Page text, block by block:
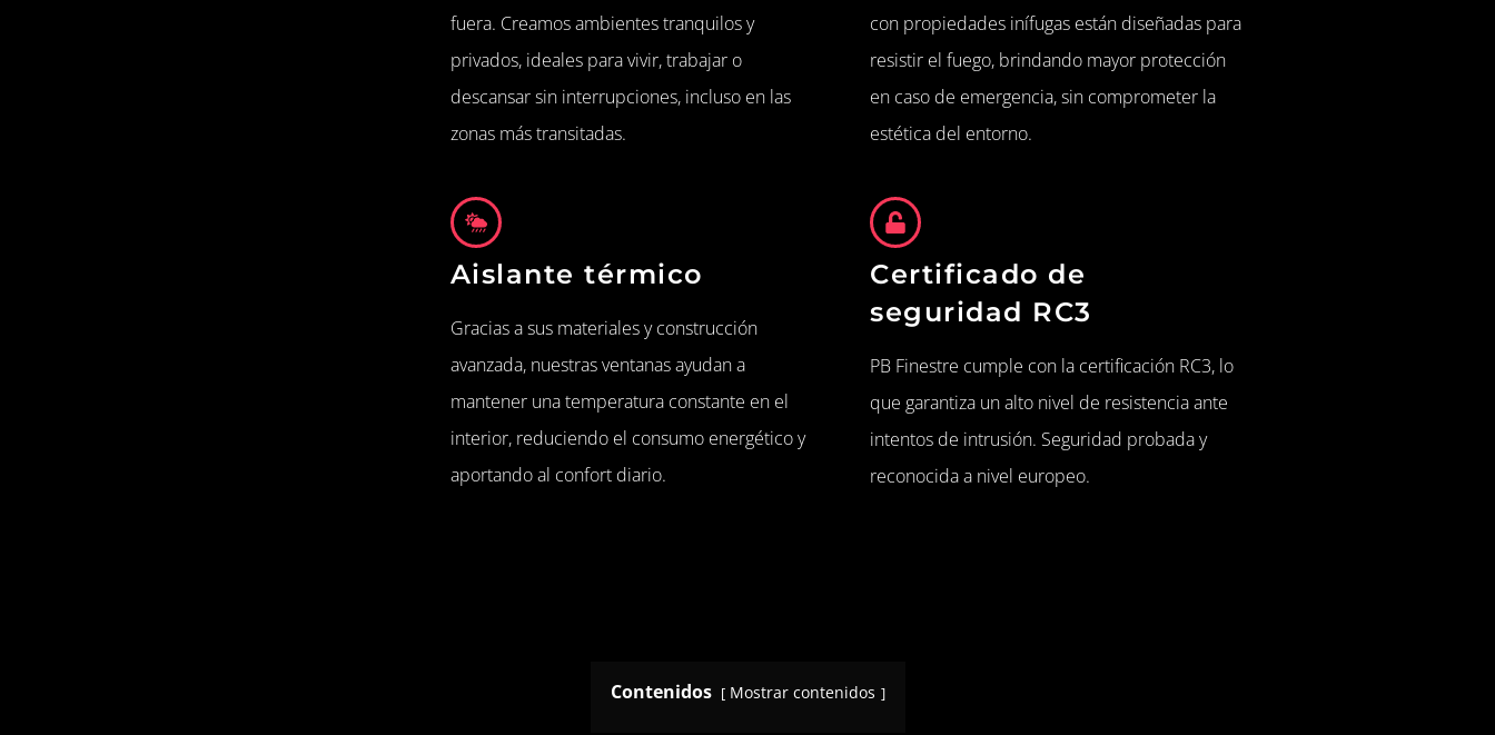
fuera. Creamos ambientes tranquilos y
privados, ideales para vivir, trabajar o
descansar sin interrupciones, incluso en las
zonas más transitadas.
con propiedades inífugas están diseñadas para
resistir el fuego, brindando mayor protección
en caso de emergencia, sin comprometer la
estética del entorno.
Aislante térmico
Gracias a sus materiales y construcción
avanzada, nuestras ventanas ayudan a
mantener una temperatura constante en el
interior, reduciendo el consumo energético y
aportando al confort diario.
Certificado de
seguridad RC3
PB Finestre cumple con la certificación RC3, lo
que garantiza un alto nivel de resistencia ante
intentos de intrusión. Seguridad probada y
reconocida a nivel europeo.
Contenidos Mostrar contenidos